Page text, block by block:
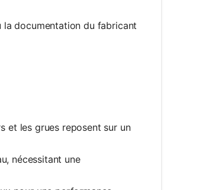
documentation du fabricant
et les grues reposent sur un
nécessitant une